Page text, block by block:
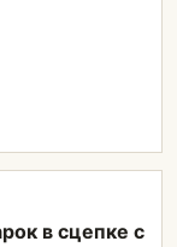
в сцепке с